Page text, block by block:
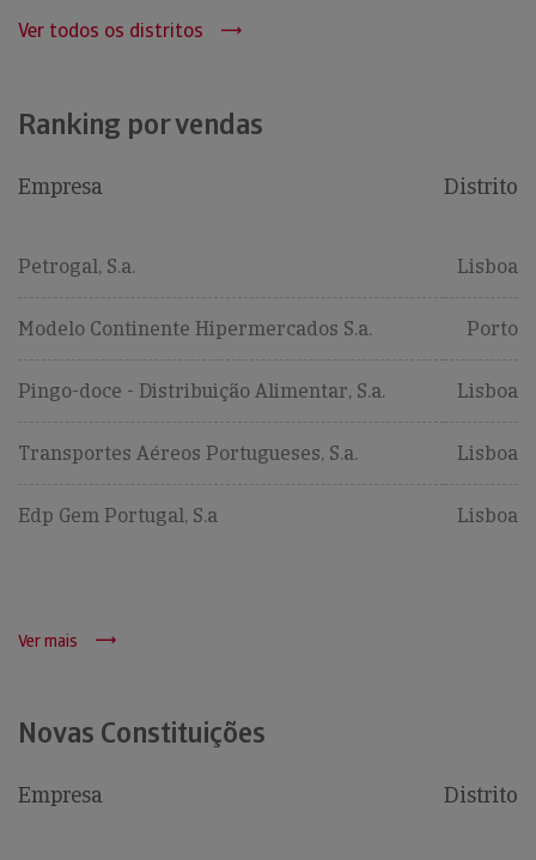
Ver todos os distritos
Ranking por vendas
Empresa Distrito
Petrogal, S.a. Lisboa
Modelo Continente Hipermercados S.a. Porto
Pingo-doce - Distribuição Alimentar, S.a. Lisboa
Transportes Aéreos Portugueses, S.a. Lisboa
Edp Gem Portugal, S.a Lisboa
Ver mais
Novas Constituições
Empresa Distrito